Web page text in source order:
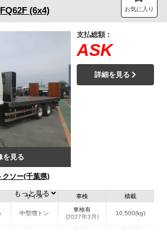
(6x4) お気に入り
を見る
クソー(千葉県)
支払総額：
ASK
詳細を見る
サイズ
中型増トン
車検
車検有
(2027年3月)
積載
10,500(kg)
もっと見る